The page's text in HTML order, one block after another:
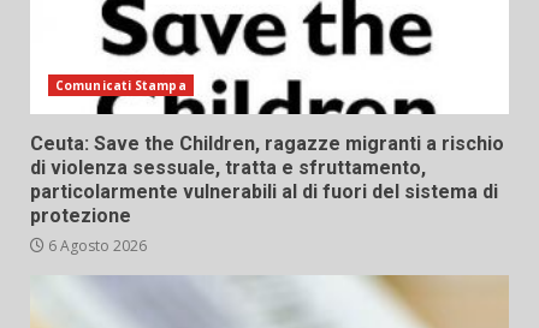
Comunicati Stampa
Ceuta: Save the Children, ragazze migranti a rischio
di violenza sessuale, tratta e sfruttamento,
particolarmente vulnerabili al di fuori del sistema di
protezione
6 Agosto 2026